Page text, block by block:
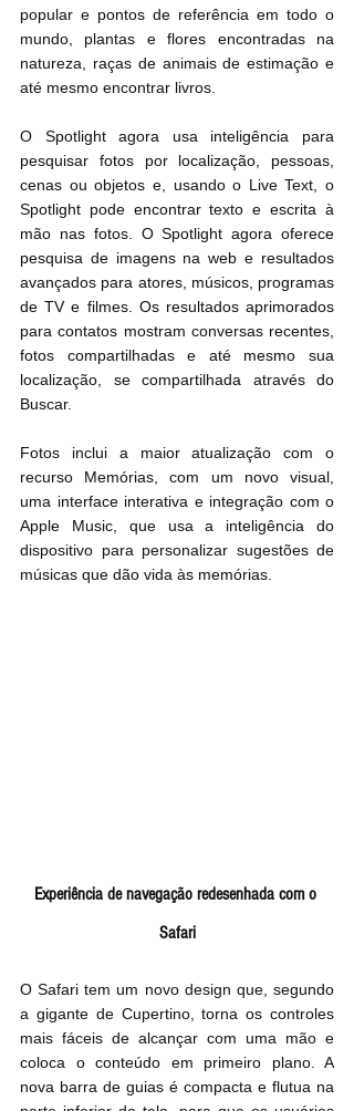
popular e pontos de referência em todo o
mundo, plantas e flores encontradas na
natureza, raças de animais de estimação e
até mesmo encontrar livros.
O Spotlight agora usa inteligência para
pesquisar fotos por localização, pessoas,
cenas ou objetos e, usando o Live Text, o
Spotlight pode encontrar texto e escrita à
mão nas fotos. O Spotlight agora oferece
pesquisa de imagens na web e resultados
avançados para atores, músicos, programas
de TV e filmes. Os resultados aprimorados
para contatos mostram conversas recentes,
fotos compartilhadas e até mesmo sua
localização, se compartilhada através do
Buscar.
Fotos inclui a maior atualização com o
recurso Memórias, com um novo visual,
uma interface interativa e integração com o
Apple Music, que usa a inteligência do
dispositivo para personalizar sugestões de
músicas que dão vida às memórias.
Experiência de navegação redesenhada com o
Safari
O Safari tem um novo design que, segundo
a gigante de Cupertino, torna os controles
mais fáceis de alcançar com uma mão e
coloca o conteúdo em primeiro plano. A
nova barra de guias é compacta e flutua na